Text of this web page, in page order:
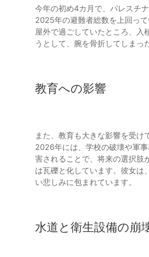
今年の初め4カ月で、パレスチ
2025年の避難者総数を上回っ
屋外で過ごしていたところ、入
うとして、腕を骨折してしまっ
教育への影響
また、教育も大きな影響を受け
2026年には、学校の破壊や軍
害されることで、将来の選択肢
は瓦礫と化しています。彼女は
い悲しみに包まれています。
水道と衛生設備の崩